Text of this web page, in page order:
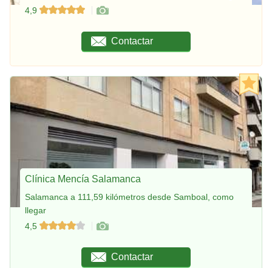
4,9
Contactar
Clínica Mencía Salamanca
Salamanca a 111,59 kilómetros desde Samboal, como
llegar
4,5
Contactar